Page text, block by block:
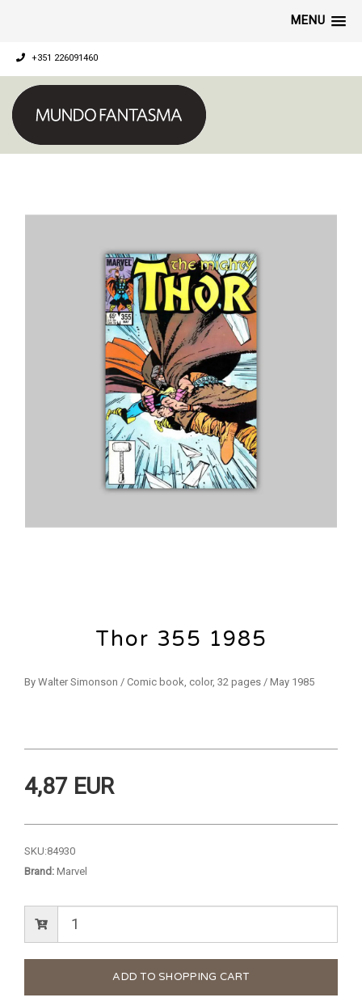
MENU
+351 226091460
Thor 355 1985
By Walter Simonson / Comic book, color, 32 pages / May 1985
4,87 EUR
SKU:84930
Brand: Marvel